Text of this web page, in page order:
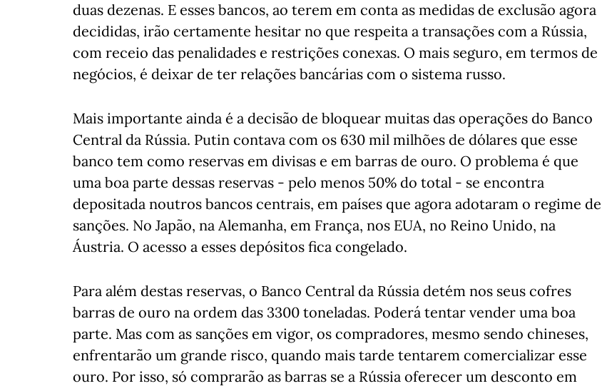
duas dezenas. E esses bancos, ao terem em conta as medidas de exclusão agora
decididas, irão certamente hesitar no que respeita a transações com a Rússia,
com receio das penalidades e restrições conexas. O mais seguro, em termos de
negócios, é deixar de ter relações bancárias com o sistema russo.
Mais importante ainda é a decisão de bloquear muitas das operações do Banco
Central da Rússia. Putin contava com os 630 mil milhões de dólares que esse
banco tem como reservas em divisas e em barras de ouro. O problema é que
uma boa parte dessas reservas - pelo menos 50% do total - se encontra
depositada noutros bancos centrais, em países que agora adotaram o regime de
sanções. No Japão, na Alemanha, em França, nos EUA, no Reino Unido, na
Áustria. O acesso a esses depósitos fica congelado.
Para além destas reservas, o Banco Central da Rússia detém nos seus cofres
barras de ouro na ordem das 3300 toneladas. Poderá tentar vender uma boa
parte. Mas com as sanções em vigor, os compradores, mesmo sendo chineses,
enfrentarão um grande risco, quando mais tarde tentarem comercializar esse
ouro. Por isso, só comprarão as barras se a Rússia oferecer um desconto em